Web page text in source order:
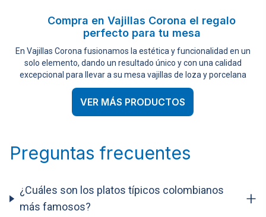
Compra en Vajillas Corona el regalo
perfecto para tu mesa
En Vajillas Corona fusionamos la estética y funcionalidad en un
solo elemento, dando un resultado único y con una calidad
excepcional para llevar a su mesa vajillas de loza y porcelana
VER MÁS PRODUCTOS
Preguntas frecuentes
¿Cuáles son los platos típicos colombianos
más famosos?
+